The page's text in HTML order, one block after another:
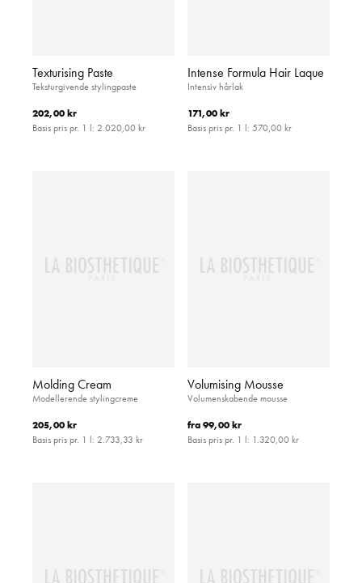
Texturising Paste
Teksturgivende stylingpaste
202,00 kr
Basis pris pr. 1 l: 2.020,00 kr
Intense Formula Hair Laque
Intensiv hårlak
171,00 kr
Basis pris pr. 1 l: 570,00 kr
Molding Cream
Modellerende stylingcreme
205,00 kr
Basis pris pr. 1 l: 2.733,33 kr
Volumising Mousse
Volumenskabende mousse
fra99,00 kr
Basis pris pr. 1 l: 1.320,00 kr